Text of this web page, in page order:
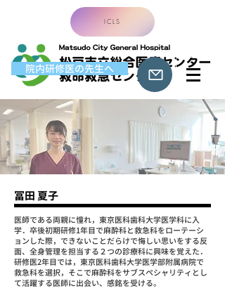
ICLS
院内研修医の先生へ
​冨田 夏子
医師である両親に憧れ，東京医科歯科大学医学科に入
学．卒後初期研修1年目で麻酔科と救急科をローテーシ
ョンした際，できないことだらけで悔しい思いをする反
面、全身管理を担当する２つの診療科に興味を覚えた．
研修医2年目では，東京医科歯科大学医学部附属病院で
救急科を選択，そこで麻酔科をサブスペシャリティとし
て活躍する医師に出会い、感銘を受ける。